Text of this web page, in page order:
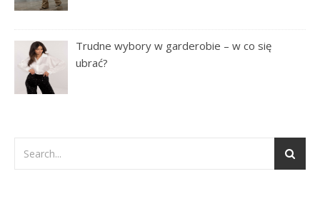
Trudne wybory w garderobie – w co się
ubrać?